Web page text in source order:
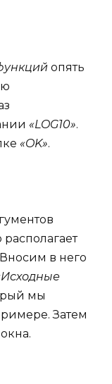
опять
«LOG10».
«OK».
в него
мы
Затем